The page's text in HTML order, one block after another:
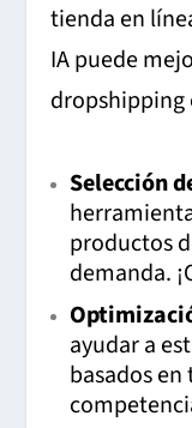
tienda en
IA puede
dropshipping
Selección
productos
demanda.
ayudar a
basados